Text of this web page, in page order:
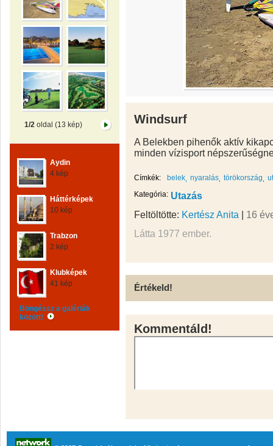
1/2oldal (13 kép)
Aydin
4 kép
Háttérképek
10 kép
Trabzon
2 kép
Klubképek
41 kép
Böngéssz a galériák
között!
Windsurf
A Belekben pihenők aktív
minden vízisport
Címkék: belek nyaralás törökország
Kategória: Utazás
Feltöltötte: Kertész Anita | 16
Látta 1977 ember.
Értékeld!
Kommentáld!